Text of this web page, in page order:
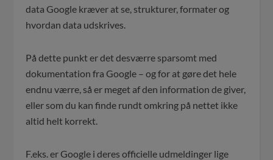
data Google kræver at se, strukturer, formater og
hvordan data udskrives.
På dette punkt er det desværre sparsomt med
dokumentation fra Google – og for at gøre det hele
endnu værre, så er meget af den information de giver,
eller som du kan finde rundt omkring på nettet ikke
altid helt korrekt.
F.eks. er Google i deres officielle udmeldinger lige